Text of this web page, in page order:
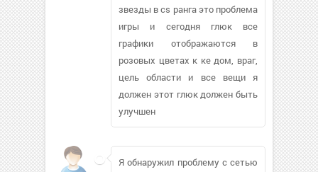
звезды в cs ранга это проблема
игры и сегодня глюк все
графики отображаются в
розовых цветах к ке дом, враг,
цель области и все вещи я
должен этот глюк должен быть
улучшен
Я обнаружил проблему с сетью